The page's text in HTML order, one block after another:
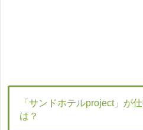
「サンドホテルproject」が
は？